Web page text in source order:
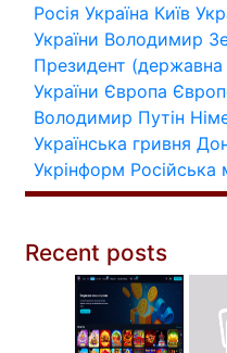
Росія Україна Київ
України Володимир
Президент (державна
України Європа
Володимир Путін
Українська гривня
Укрінформ Російська
Recent posts